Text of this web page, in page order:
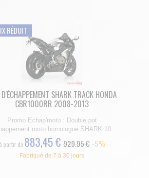
RÉDUIT
SHARK TRACK HONDA
CBR1000RR 2008-2013
Promo Echap'moto : Double pot
moto homologué SHARK 10...
à partir de 883,45 € 929.95 € -5%
Fabriqué de 7 à 30 jours